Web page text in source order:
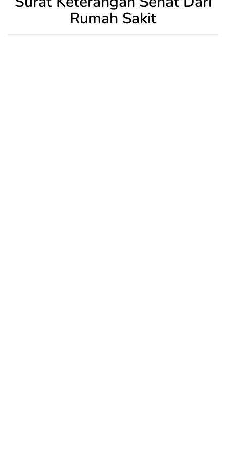
Rumah Sakit